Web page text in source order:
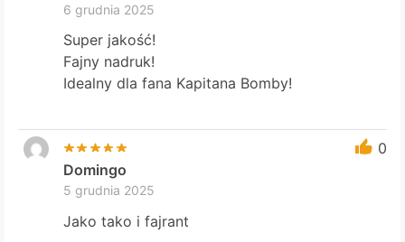
6 grudnia 2025
Super jakość!
Fajny nadruk!
Idealny dla fana Kapitana Bomby!
0
Domingo
5 grudnia 2025
Jako tako i fajrant